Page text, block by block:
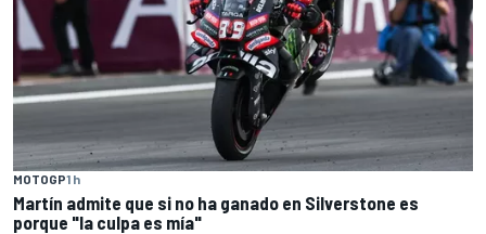
MOTOGP1 h
Martín admite que si no ha ganado en Silverstone es
porque "la culpa es mía"